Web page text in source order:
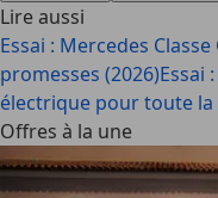
Lire aussi
Essai : Mercedes
promesses (2026)Essai
électrique pour toute la
Offres à la une